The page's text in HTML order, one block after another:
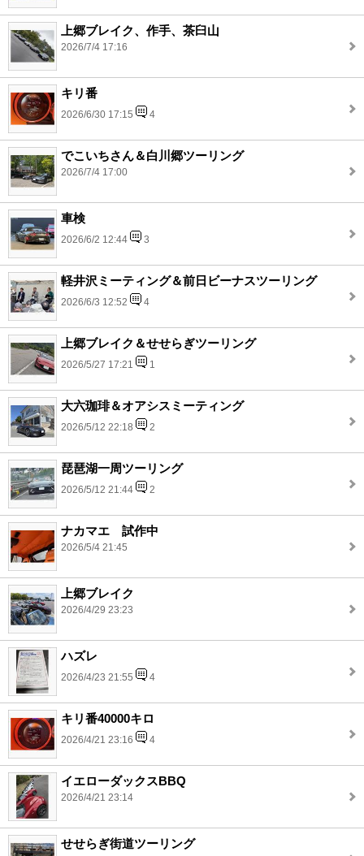
上郷ブレイク、作手、茶臼山
2026/7/4 17:16
キリ番
2026/6/30 17:15 4
でこいちさん＆白川郷ツーリング
2026/7/4 17:00
車検
2026/6/2 12:44 3
軽井沢ミーティング＆前日ビーナスツーリング
2026/6/3 12:52 4
上郷ブレイク＆せせらぎツーリング
2026/5/27 17:21 1
大六珈琲＆オアシスミーティング
2026/5/12 22:18 2
琵琶湖一周ツーリング
2026/5/12 21:44 2
ナカマエ 試作中
2026/5/4 21:45
上郷ブレイク
2026/4/29 23:23
ハズレ
2026/4/23 21:55 4
キリ番40000キロ
2026/4/21 23:16 4
イエローダックスBBQ
2026/4/21 23:14
せせらぎ街道ツーリング